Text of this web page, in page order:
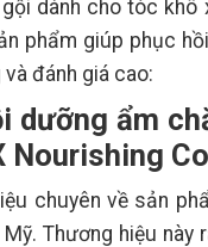
dành cho tóc khô
phẩm giúp phục
đánh giá cao:
dưỡng ẩm
Nourishing
chuyên về sản
Thương hiệu này